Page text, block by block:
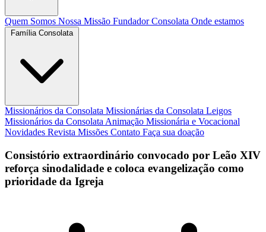
Quem Somos Nossa Missão FundadorConsolata Onde estamos
Família Consolata
Missionários da Consolata Missionárias da Consolata Leigos
Missionários da Consolata Animação Missionária e Vocacional
Novidades Revista Missões Contato Faça sua doação
Consistório extraordinário convocado por Leão XIV
reforça sinodalidade e coloca evangelização como
prioridade da Igreja